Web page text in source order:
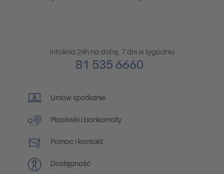
Infolinia 24h na dobę, 7 dni w tygodniu
81 535 6660
Umów spotkanie
Placówki i bankomaty
Pomoc i kontakt
Dostępność